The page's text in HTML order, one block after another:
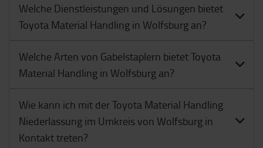
Welche Dienstleistungen und Lösungen bietet
Toyota Material Handling in Wolfsburg an?
Welche Arten von Gabelstaplern bietet Toyota
Material Handling in Wolfsburg an?
Wie kann ich mit der Toyota Material Handling
Niederlassung im Umkreis von Wolfsburg in
Kontakt treten?